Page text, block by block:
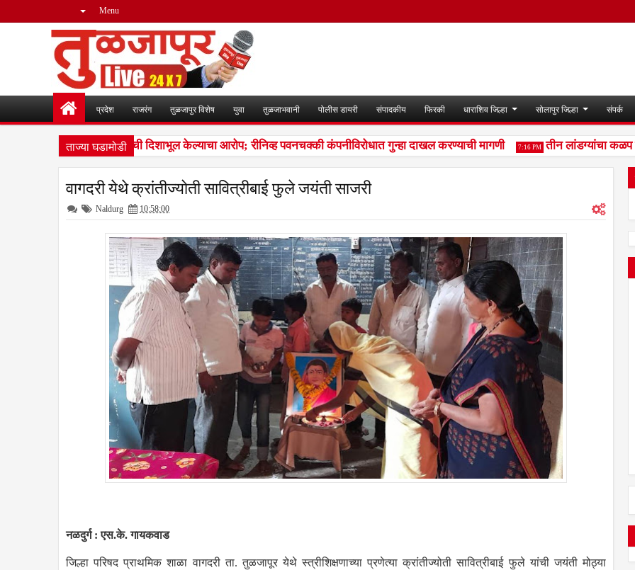
Menu
प्रदेश राजरंग तुळजापुर विशेष युवा तुळजाभवानी पोलीस डायरी संपादकीय फिरकी धाराशिव जिल्हा सोलापुर जिल्हा संपर्क
ताज्या घडामोडी
कराराच्या आधारे न्यायालयाची दिशाभूल केल्याचा आरोप; रीनिव्ह पवनचक्की कंपनीविरोधात गुन्हा दाखल करण्याची मागणी 7:16 PM तीन लांडग्यांचा कळप
वागदरी येथे क्रांतीज्योती सावित्रीबाई फुले जयंती साजरी
Naldurg 10:58:00
नळदुर्ग : एस.के. गायकवाड
जिल्हा परिषद प्राथमिक शाळा वागदरी ता. तुळजापूर येथे स्त्रीशिक्षणाच्या प्रणेत्या क्रांतीज्योती सावित्रीबाई फुले यांची जयंती मोठ्या